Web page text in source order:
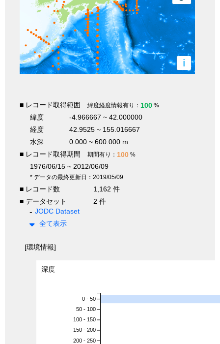
i
■ レコード取得範囲 緯度経度情報有り： 100 %
緯度
-4.966667 ~ 42.000000
経度
42.9525 ~ 155.016667
水深
0.000 ~ 600.000 m
■ レコード取得期間
期間有り： 100 %
1976/06/15 ~ 2012/06/09
* データの最終更新日：2019/05/09
■ レコード数
1,162 件
■ データセット
2 件
JODC Dataset
全て表示
[環境情報]
深度
0 - 50
50 - 100
100 - 150
150 - 200
200 - 250